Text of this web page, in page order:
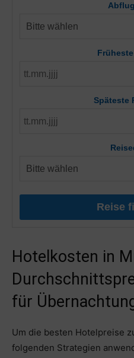
Späteste
Reise
Hotelkosten in
für
Um die besten Hotelpreise
folgenden Strategien